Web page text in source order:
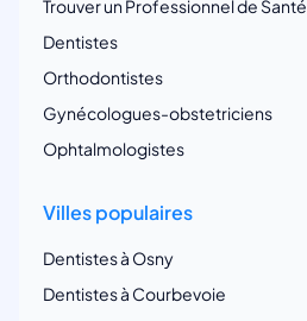
Trouver un Professionnel de Santé
Dentistes
Orthodontistes
Gynécologues-obstetriciens
Ophtalmologistes
Villes populaires
Dentistes à Osny
Dentistes à Courbevoie